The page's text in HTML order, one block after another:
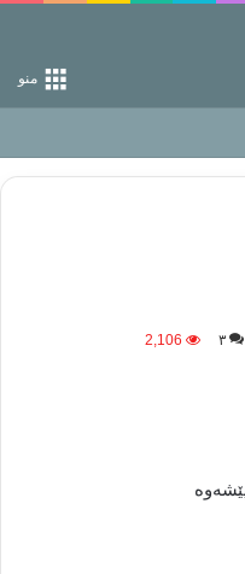
منو
از راه خداست‌!
۳ 2,106